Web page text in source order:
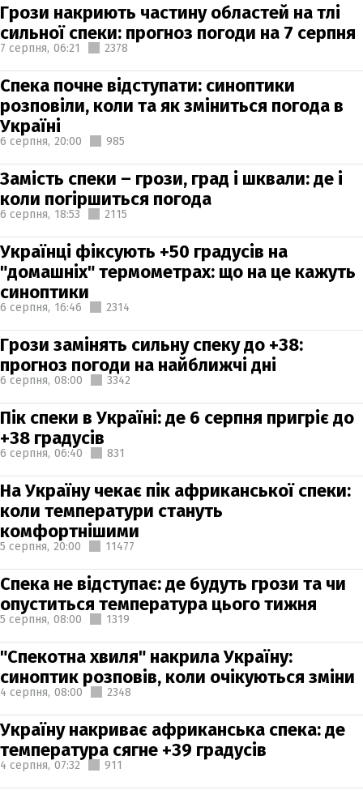
Грози накриють частину областей на тлі
сильної спеки: прогноз погоди на 7 серпня
7 серпня, 06:21 2378
Спека почне відступати: синоптики
розповіли, коли та як зміниться погода в
Україні
6 серпня, 20:00 985
Замість спеки – грози, град і шквали: де і
коли погіршиться погода
6 серпня, 18:53 2115
Українці фіксують +50 градусів на
"домашніх" термометрах: що на це кажуть
синоптики
6 серпня, 16:46 2314
Грози замінять сильну спеку до +38:
прогноз погоди на найближчі дні
6 серпня, 08:00 3342
Пік спеки в Україні: де 6 серпня пригріє до
+38 градусів
6 серпня, 06:40 831
На Україну чекає пік африканської спеки:
коли температури стануть
комфортнішими
5 серпня, 20:00 11477
Спека не відступає: де будуть грози та чи
опуститься температура цього тижня
5 серпня, 08:00 1319
"Спекотна хвиля" накрила Україну:
синоптик розповів, коли очікуються зміни
4 серпня, 08:00 2348
Україну накриває африканська спека: де
температура сягне +39 градусів
4 серпня, 07:32 911